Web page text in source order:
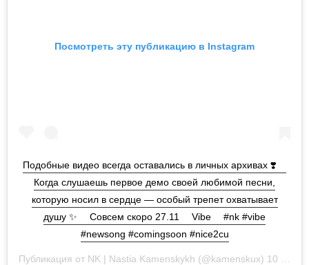
Посмотреть эту публикацию в Instagram
Подобные видео всегда оставались в личных архивах ❣️ ⠀
Когда слушаешь первое демо своей любимой песни,
которую носил в сердце — особый трепет охватывает
душу ✨ ⠀ Совсем скоро 27.11 ⠀ Vibe ⠀ #nk #vibe
#newsong #comingsoon #nice2cu
Публикация от NK | Nastia Kamenskykh (@kamenskux) 10 Ноя 2020 в 11:07 PST